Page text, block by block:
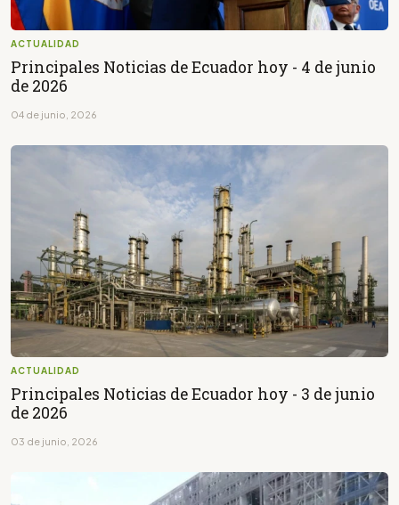
ACTUALIDAD
Principales Noticias de Ecuador hoy - 4 de junio
de 2026
04 de junio, 2026
ACTUALIDAD
Principales Noticias de Ecuador hoy - 3 de junio
de 2026
03 de junio, 2026